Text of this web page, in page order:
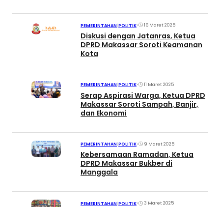
PEMERINTAHAN|POLITIK• 16 Maret 2025
Diskusi dengan Jatanras, Ketua
DPRD Makassar Soroti Keamanan
Kota
PEMERINTAHAN POLITIK• 11 Maret 2025
Serap Aspirasi Warga, Ketua DPRD
Makassar Soroti Sampah, Banjir,
dan Ekonomi
PEMERINTAHAN|POLITIK• 9 Maret 2025
Kebersamaan Ramadan, Ketua
DPRD Makassar Bukber di
Manggala
PEMERINTAHAN|POLITIK• 3 Maret 2025